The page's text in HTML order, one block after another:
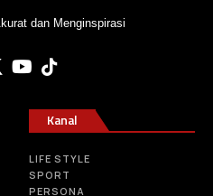
dan Menginspirasi
Kanal
LIFE STYLE
SPORT
PERSONA